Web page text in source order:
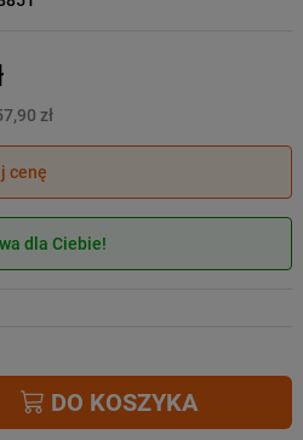
zł
cenę
dla Ciebie!
DO KOSZYKA